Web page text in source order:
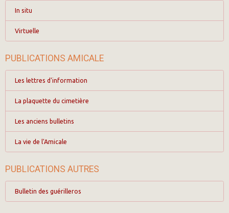
In situ
Virtuelle
PUBLICATIONS AMICALE
Les lettres d'information
La plaquette du cimetière
Les anciens bulletins
La vie de l'Amicale
PUBLICATIONS AUTRES
Bulletin des guérilleros